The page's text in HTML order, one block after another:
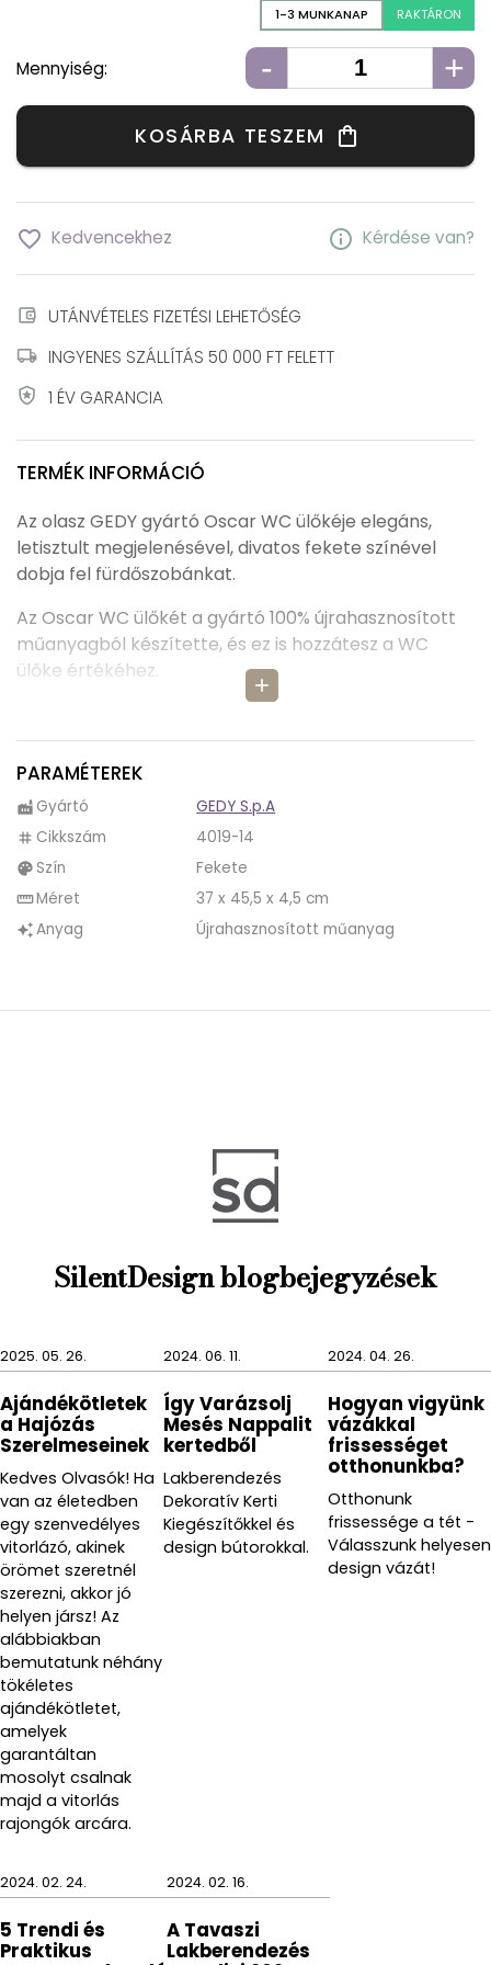
1-3 MUNKANAP RAKTÁRON
Mennyiség: - +
KOSÁRBA TESZEM shopping_bag
favorite_border Kedvencekhez info Kérdése van?
account_balance_wallet UTÁNVÉTELES FIZETÉSI LEHETŐSÉG
local_shipping INGYENES SZÁLLÍTÁS 50 000 FT FELETT
local_police 1 ÉV GARANCIA
TERMÉK INFORMÁCIÓ
add
Az olasz GEDY gyártó Oscar WC ülőkéje elegáns,
letisztult megjelenésével, divatos fekete színével
dobja fel fürdőszobánkat.
Az Oscar WC ülőkét a gyártó 100% újrahasznosított
műanyagból készítette, és ez is hozzátesz a WC
ülőke értékéhez.
először a fehér szaniterrel extravagánsnak tűnhet,
de a fehér és fekete színek kombinációja együtt
modern megjelenést adnak, mely eleganciát és
kifinomultságot sugároz, miközben trendi hellyé
varázsolja a vizes helyiséget.
A fekete WC deszka merész és egyedi választás a
lakberendezésben, melyeket ki lehet egészíteni más
fekete elemekkel, például csaptelepekkel,
Az Oscar WC deszka tisztítása során kerüljük a savas
és maró hatású tisztítószereket, így biztosítva hogy
kiegészítőnk hosszú távon szolgáljon minket.
PARAMÉTEREK
factory Gyártó GEDY S.p.A
tag Cikkszám 4019-14
palette Szín Fekete
straightenMéret 37 x 45,5 x 4,5 cm
auto_awesomeAnyag Újrahasznosított műanyag
SilentDesign blogbejegyzések
2025. 05. 26.
Ajándékötletek
a Hajózás
Szerelmeseinek
Kedves Olvasók! Ha
van az életedben
egy szenvedélyes
vitorlázó, akinek
örömet szeretnél
szerezni, akkor jó
helyen jársz! Az
alábbiakban
bemutatunk néhány
tökéletes
ajándékötletet,
amelyek
garantáltan
mosolyt csalnak
majd a vitorlás
rajongók arcára.
2024. 06. 11.
Így Varázsolj
Mesés Nappalit
kertedből
Lakberendezés
Dekoratív Kerti
Kiegészítőkkel és
design bútorokkal.
2024. 04. 26.
Hogyan vigyünk
vázákkal
frissességet
otthonunkba?
Otthonunk
frissessége a tét -
Válasszunk helyesen
design vázát!
2024. 02. 24.
5 Trendi és
Praktikus
2024. 02. 16.
A Tavaszi
Lakberendezés